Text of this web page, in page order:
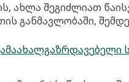
ახლა შეგიძლიათ
განმავლობაში,